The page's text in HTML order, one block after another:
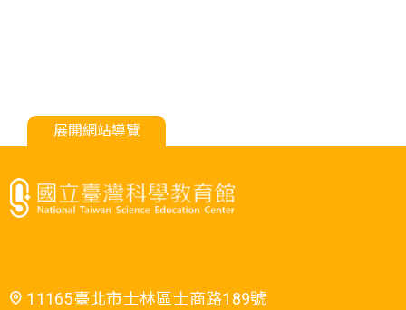
展開網站導覽
11165臺北市士林區士商路189號